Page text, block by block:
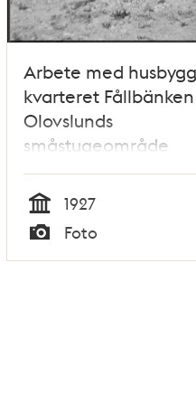
Arbete med
kvarteret Fållbänken
Olovslunds
småstugeområde
Tid
1927
Typ
Foto